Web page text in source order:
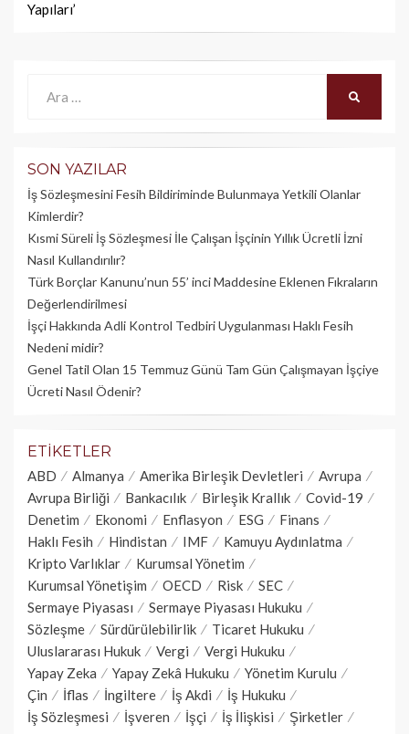
Yapıları’
SON YAZILAR
İş Sözleşmesini Fesih Bildiriminde Bulunmaya Yetkili Olanlar
Kimlerdir?
Kısmi Süreli İş Sözleşmesi İle Çalışan İşçinin Yıllık Üc­retli İzni
Nasıl Kullandırılır?
Türk Borçlar Kanunu’nun 55’ inci Maddesine Eklenen Fıkraların
Değerlendirilmesi
İşçi Hakkında Adli Kontrol Tedbiri Uygulanması Haklı Fesih
Nedeni midir?
Genel Tatil Olan 15 Temmuz Günü Tam Gün Çalışmayan İşçiye
Ücreti Nasıl Ödenir?
ETIKETLER
ABD Almanya Amerika Birleşik Devletleri
Avrupa
Avrupa Birliği
Bankacılık Birleşik Krallık
Covid-19
Denetim
Ekonomi Enflasyon ESG
Finans
Haklı Fesih
Hindistan IMF
Kamuyu Aydınlatma
Kripto Varlıklar
Kurumsal Yönetim
Kurumsal Yönetişim
OECD Risk
SEC
Sermaye Piyasası
Sermaye Piyasası Hukuku
Sözleşme
Sürdürülebilirlik
Ticaret Hukuku
Uluslararası Hukuk
Vergi
Vergi Hukuku
Yapay Zeka
Yapay Zekâ Hukuku
Yönetim Kurulu
Çin
İflas İngiltere İş Akdi
İş Hukuku
İş Sözleşmesi
İşveren İşçi İş İlişkisi
Şirketler